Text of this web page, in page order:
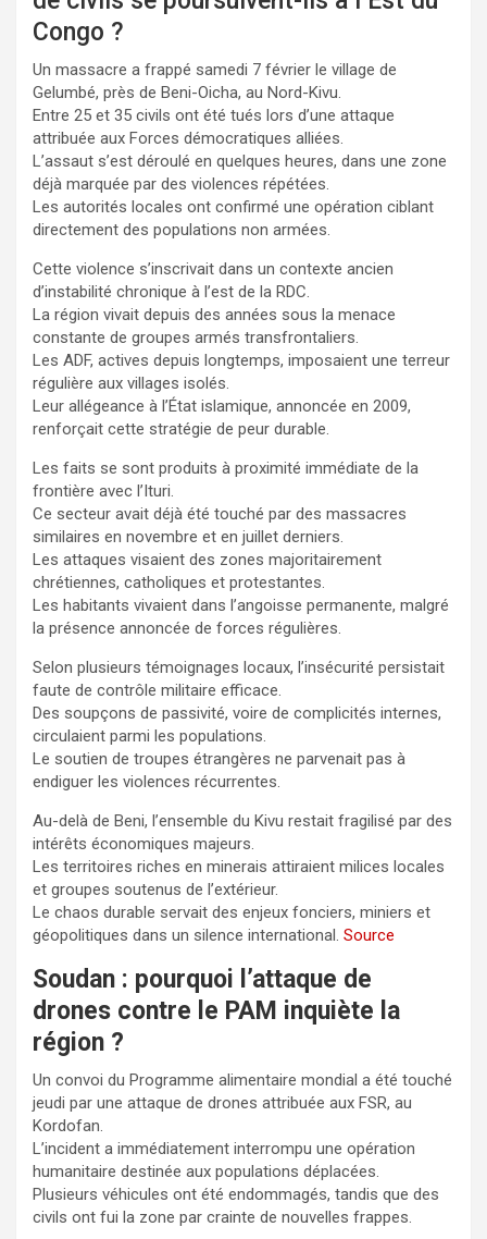
Congo ?
Un massacre a frappé samedi 7 février le village de
Gelumbé, près de Beni-Oicha, au Nord-Kivu.
Entre 25 et 35 civils ont été tués lors d’une attaque
attribuée aux Forces démocratiques alliées.
L’assaut s’est déroulé en quelques heures, dans une zone
déjà marquée par des violences répétées.
Les autorités locales ont confirmé une opération ciblant
directement des populations non armées.
Cette violence s’inscrivait dans un contexte ancien
d’instabilité chronique à l’est de la RDC.
La région vivait depuis des années sous la menace
constante de groupes armés transfrontaliers.
Les ADF, actives depuis longtemps, imposaient une terreur
régulière aux villages isolés.
Leur allégeance à l’État islamique, annoncée en 2009,
renforçait cette stratégie de peur durable.
Les faits se sont produits à proximité immédiate de la
frontière avec l’Ituri.
Ce secteur avait déjà été touché par des massacres
similaires en novembre et en juillet derniers.
Les attaques visaient des zones majoritairement
chrétiennes, catholiques et protestantes.
Les habitants vivaient dans l’angoisse permanente, malgré
la présence annoncée de forces régulières.
Selon plusieurs témoignages locaux, l’insécurité persistait
faute de contrôle militaire efficace.
Des soupçons de passivité, voire de complicités internes,
circulaient parmi les populations.
Le soutien de troupes étrangères ne parvenait pas à
endiguer les violences récurrentes.
Au-delà de Beni, l’ensemble du Kivu restait fragilisé par des
intérêts économiques majeurs.
Les territoires riches en minerais attiraient milices locales
et groupes soutenus de l’extérieur.
Le chaos durable servait des enjeux fonciers, miniers et
géopolitiques dans un silence international. Source
Soudan : pourquoi l’attaque de
drones contre le PAM inquiète la
région ?
Un convoi du Programme alimentaire mondial a été touché
jeudi par une attaque de drones attribuée aux FSR, au
Kordofan.
L’incident a immédiatement interrompu une opération
humanitaire destinée aux populations déplacées.
Plusieurs véhicules ont été endommagés, tandis que des
civils ont fui la zone par crainte de nouvelles frappes.